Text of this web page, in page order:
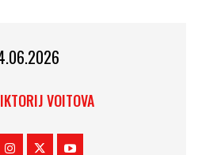
VOITOVA